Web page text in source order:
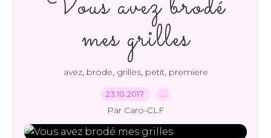
mes grilles
avez, brode, grilles, petit, premiere
23.10.2017 …
Par Caro-CLF